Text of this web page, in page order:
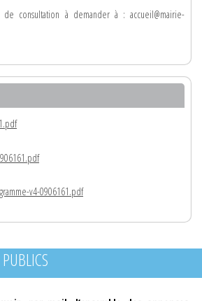
de consultation à demander à : accueil@mairie-
v4-0906161.pdf